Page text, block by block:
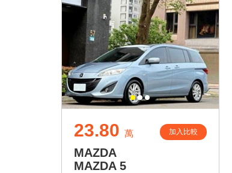
23.80 萬 加入比較
MAZDA
MAZDA 5